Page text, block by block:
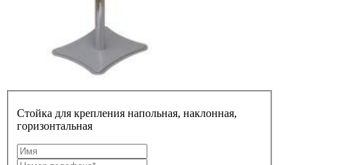
Стойка для крепления напольная, наклонная,
горизонтальная